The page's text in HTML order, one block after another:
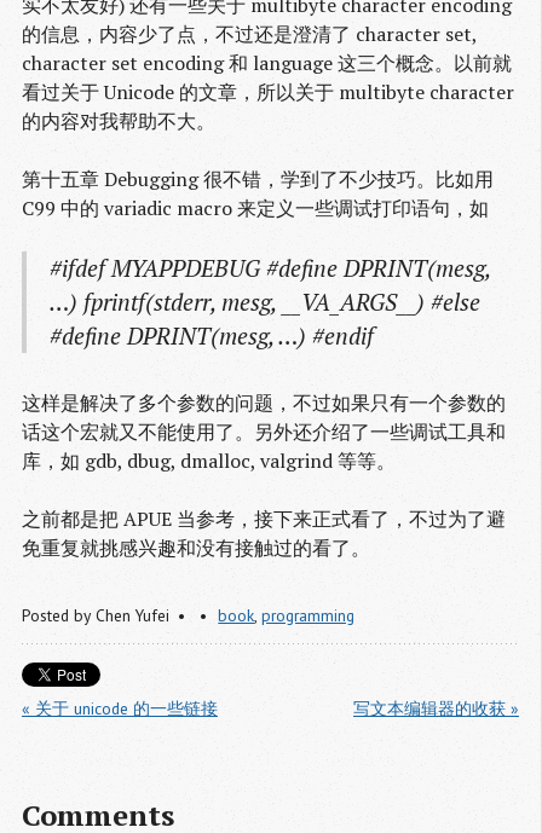
实不太友好) 还有一些关于 multibyte character encoding
的信息，内容少了点，不过还是澄清了 character set,
character set encoding 和 language 这三个概念。以前就
看过关于 Unicode 的文章，所以关于 multibyte character
的内容对我帮助不大。
第十五章 Debugging 很不错，学到了不少技巧。比如用
C99 中的 variadic macro 来定义一些调试打印语句，如
#ifdef MYAPPDEBUG #define DPRINT(mesg,
…) fprintf(stderr, mesg, __VA_ARGS__) #else
#define DPRINT(mesg, …) #endif
这样是解决了多个参数的问题，不过如果只有一个参数的
话这个宏就又不能使用了。另外还介绍了一些调试工具和
库，如 gdb, dbug, dmalloc, valgrind 等等。
之前都是把 APUE 当参考，接下来正式看了，不过为了避
免重复就挑感兴趣和没有接触过的看了。
Posted by Chen Yufei book,programming
« 关于 unicode 的一些链接 写文本编辑器的收获 »
Comments